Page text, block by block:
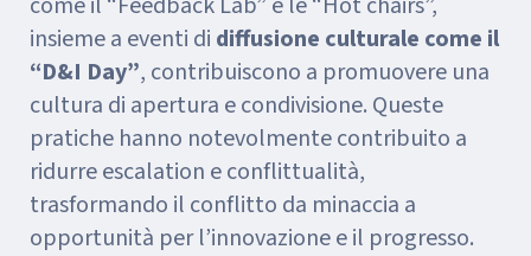
insieme a eventi di diffusione culturale come il
“D&I Day”, contribuiscono a promuovere una
cultura di apertura e condivisione. Queste
pratiche hanno notevolmente contribuito a
ridurre escalation e conflittualità,
trasformando il conflitto da minaccia a
opportunità per l’innovazione e il progresso.